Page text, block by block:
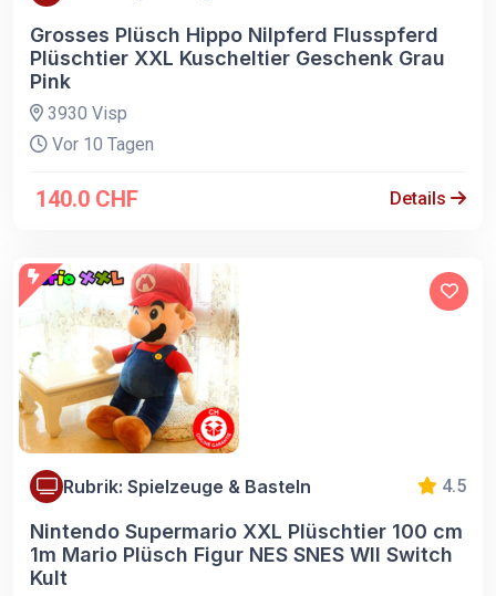
Grosses Plüsch Hippo Nilpferd Flusspferd
Plüschtier XXL Kuscheltier Geschenk Grau
Pink
3930 Visp
Vor 10 Tagen
140.0 CHF Details
Rubrik: Spielzeuge & Basteln 4.5
Nintendo Supermario XXL Plüschtier 100 cm
1m Mario Plüsch Figur NES SNES WII Switch
Kult